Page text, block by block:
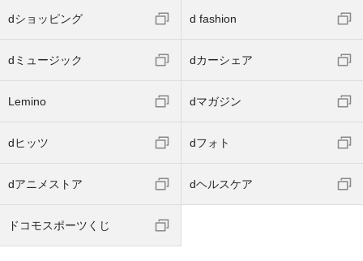
dショッピング d fashion
dミュージック dカーシェア
Lemino dマガジン
dヒッツ dフォト
dアニメストア dヘルスケア
ドコモスポーツくじ